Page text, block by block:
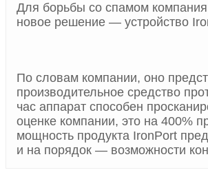
Для борьбы со спамом
новое решение — устройство
По словам компании, оно
производительное средство
час аппарат способен
оценке компании, это на 400%
мощность продукта IronPort
и на порядок — возможности